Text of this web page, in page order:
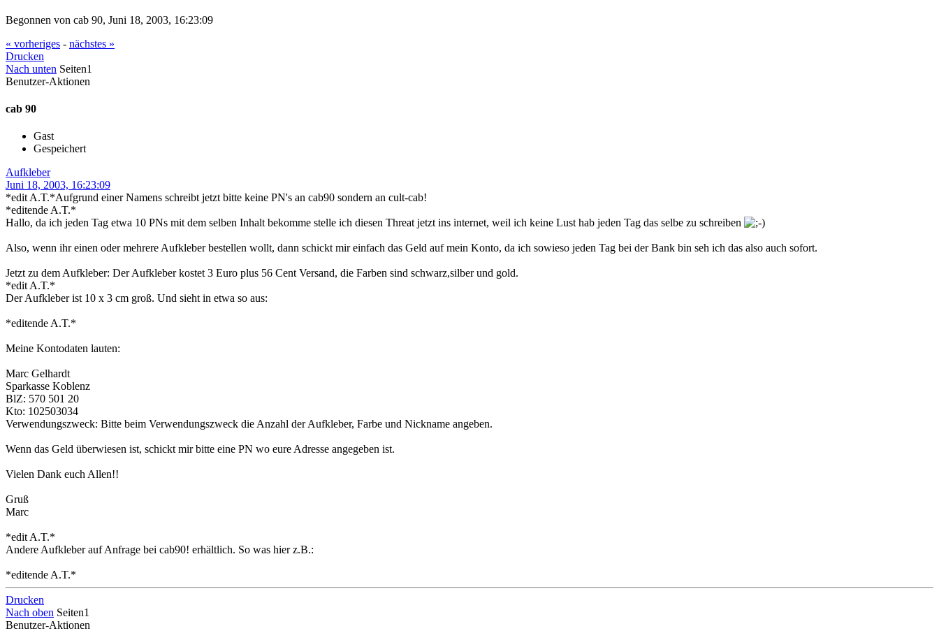
Begonnen von cab 90, Juni 18, 2003, 16:23:09
« vorheriges - nächstes »
Drucken
Nach unten Seiten1
Benutzer-Aktionen
cab 90
Gast
Gespeichert
Aufkleber
Juni 18, 2003, 16:23:09
*edit A.T.*Aufgrund einer Namens schreibt jetzt bitte keine PN's an cab90 sondern an cult-cab!
*editende A.T.*
Hallo, da ich jeden Tag etwa 10 PNs mit dem selben Inhalt bekomme stelle ich diesen Threat jetzt ins internet, weil ich keine Lust hab jeden Tag das selbe zu schreiben
Also, wenn ihr einen oder mehrere Aufkleber bestellen wollt, dann schickt mir einfach das Geld auf mein Konto, da ich sowieso jeden Tag bei der Bank bin seh ich das also auch sofort.
Jetzt zu dem Aufkleber: Der Aufkleber kostet 3 Euro plus 56 Cent Versand, die Farben sind schwarz,silber und gold.
*edit A.T.*
Der Aufkleber ist 10 x 3 cm groß. Und sieht in etwa so aus:
*editende A.T.*
Meine Kontodaten lauten:
Marc Gelhardt
Sparkasse Koblenz
BlZ: 570 501 20
Kto: 102503034
Verwendungszweck: Bitte beim Verwendungszweck die Anzahl der Aufkleber, Farbe und Nickname angeben.
Wenn das Geld überwiesen ist, schickt mir bitte eine PN wo eure Adresse angegeben ist.
Vielen Dank euch Allen!!
Gruß
Marc
*edit A.T.*
Andere Aufkleber auf Anfrage bei cab90! erhältlich. So was hier z.B.:
*editende A.T.*
Drucken
Nach oben Seiten1
Benutzer-Aktionen